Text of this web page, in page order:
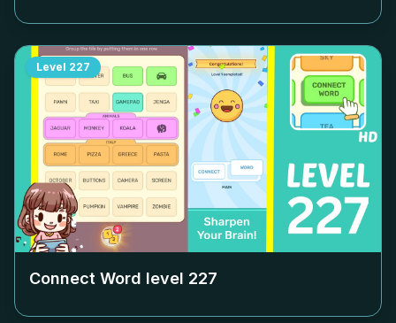
Level 227
Connect Word level 227